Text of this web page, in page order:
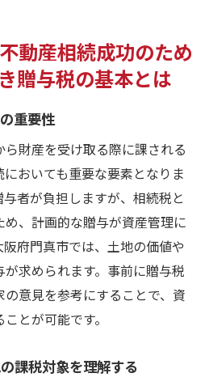
の違いとその影響
最新法改正とその影響
門真市における不動産相続
市場の現状分析
続戦略の立案方法
携で実現する相続プラン
賢い不動産投資の考え方
した資産価値の向上法
を見据えた戦略的計画
阪府門真市の土地利用規制
る影響
動産相続成功のため
贈与税の基本とは
重要性
財産を受け取る際に課される
おいても重要な要素となりま
者が負担しますが、相続税と
、計画的な贈与が資産管理に
府門真市では、土地の価値や
求められます。事前に贈与税
意見を参考にすることで、資
とが可能です。
課税対象を理解する